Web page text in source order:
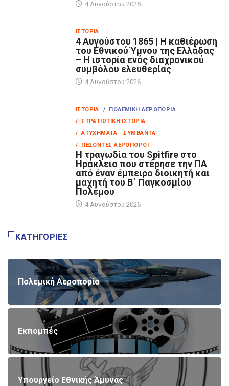
4 Αυγούστου 2026
ΙΣΤΟΡΊΑ
4 Αυγούστου 1865 | Η καθιέρωση
του Εθνικού Ύμνου της Ελλάδας
– Η ιστορία ενός διαχρονικού
συμβόλου ελευθερίας
4 Αυγούστου 2026
ΙΣΤΟΡΊΑ
/ ΠΟΛΕΜΙΚΉ ΑΕΡΟΠΟΡΊΑ
/ ΣΤΡΑΤΙΩΤΙΚΉ ΙΣΤΟΡΊΑ
/ ΑΤΥΧΉΜΑΤΑ - ΣΥΜΒΆΝΤΑ
/ ΠΕΣΌΝΤΕΣ ΑΕΡΟΠΌΡΟΙ
Η τραγωδία του Spitfire στο
Ηράκλειο που στέρησε την ΠΑ
από έναν έμπειρο διοικητή και
μαχητή του Β΄ Παγκοσμίου
Πολέμου
4 Αυγούστου 2026
ΚΑΤΗΓΟΡΊΕΣ
Πολεμική Αεροπορία
Εκπομπές
Υπουργείο Εθνικής Άμυνας